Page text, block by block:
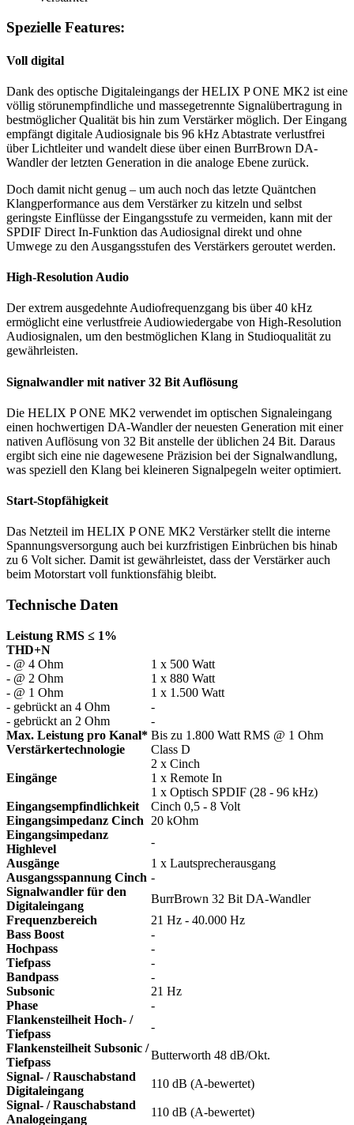
Spezielle Features:
Voll digital
Dank des optische Digitaleingangs der HELIX P ONE MK2 ist eine
völlig störunempfindliche und massegetrennte Signalübertragung in
bestmöglicher Qualität bis hin zum Verstärker möglich. Der Eingang
empfängt digitale Audiosignale bis 96 kHz Abtastrate verlustfrei
über Lichtleiter und wandelt diese über einen BurrBrown DA-
Wandler der letzten Generation in die analoge Ebene zurück.
Doch damit nicht genug – um auch noch das letzte Quäntchen
Klangperformance aus dem Verstärker zu kitzeln und selbst
geringste Einflüsse der Eingangsstufe zu vermeiden, kann mit der
SPDIF Direct In-Funktion das Audiosignal direkt und ohne
Umwege zu den Ausgangsstufen des Verstärkers geroutet werden.
High-Resolution Audio
Der extrem ausgedehnte Audiofrequenzgang bis über 40 kHz
ermöglicht eine verlustfreie Audiowiedergabe von High-Resolution
Audiosignalen, um den bestmöglichen Klang in Studioqualität zu
gewährleisten.
Signalwandler mit nativer 32 Bit Auflösung
Die HELIX P ONE MK2 verwendet im optischen Signaleingang
einen hochwertigen DA-Wandler der neuesten Generation mit einer
nativen Auflösung von 32 Bit anstelle der üblichen 24 Bit. Daraus
ergibt sich eine nie dagewesene Präzision bei der Signalwandlung,
was speziell den Klang bei kleineren Signalpegeln weiter optimiert.
Start-Stopfähigkeit
Das Netzteil im HELIX P ONE MK2 Verstärker stellt die interne
Spannungsversorgung auch bei kurzfristigen Einbrüchen bis hinab
zu 6 Volt sicher. Damit ist gewährleistet, dass der Verstärker auch
beim Motorstart voll funktionsfähig bleibt.
Technische Daten
Leistung RMS ≤ 1%
THD+N
- @ 4 Ohm
1 x 500 Watt
- @ 2 Ohm
1 x 880 Watt
- @ 1 Ohm
1 x 1.500 Watt
- gebrückt an 4 Ohm
-
- gebrückt an 2 Ohm
-
Max. Leistung pro Kanal* Bis zu 1.800 Watt RMS @ 1 Ohm
Verstärkertechnologie
Class D
Eingänge
2 x Cinch
1 x Remote In
1 x Optisch SPDIF (28 - 96 kHz)
Eingangsempfindlichkeit
Cinch 0,5 - 8 Volt
Eingangsimpedanz Cinch
20 kOhm
Eingangsimpedanz
Highlevel
-
Ausgänge
1 x Lautsprecherausgang
Ausgangsspannung Cinch -
Signalwandler für den
Digitaleingang
BurrBrown 32 Bit DA-Wandler
Frequenzbereich
21 Hz - 40.000 Hz
Bass Boost
-
Hochpass
-
Tiefpass
-
Bandpass
-
Subsonic
21 Hz
Phase
-
Flankensteilheit Hoch- /
Tiefpass
-
Flankensteilheit Subsonic /
Tiefpass
Butterworth 48 dB/Okt.
Signal- / Rauschabstand
Digitaleingang
110 dB (A-bewertet)
Signal- / Rauschabstand
Analogeingang
110 dB (A-bewertet)